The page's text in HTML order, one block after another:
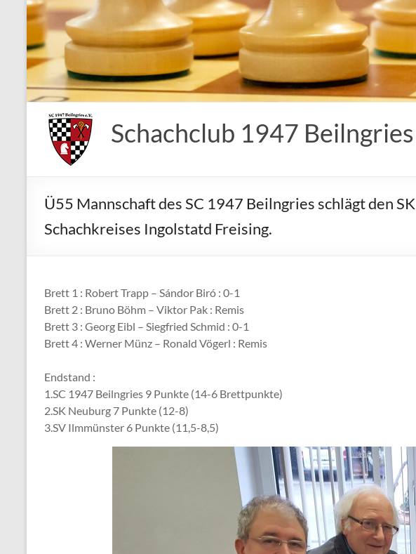
Schachclub 1947 Beilngries
Ü55 Mannschaft des SC 1947 Beilngries schlägt den
Schachkreises Ingolstatd Freising.
Brett 1 : Robert Trapp – Sándor Biró : 0-1
Brett 2 : Bruno Böhm – Viktor Pak : Remis
Brett 3 : Georg Eibl – Siegfried Schmid : 0-1
Brett 4 : Werner Münz – Ronald Vögerl : Remis
Endstand :
1.SC 1947 Beilngries 9 Punkte (14-6 Brettpunkte)
2.SK Neuburg 7 Punkte (12-8)
3.SV Ilmmünster 6 Punkte (11,5-8,5)